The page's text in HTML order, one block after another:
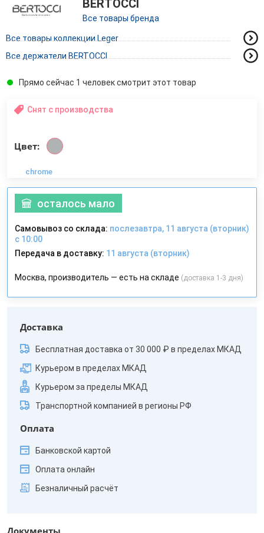
BERTOCCI
Все товары бренда
Все товары коллекции Leger
Все держатели BERTOCCI
Прямо сейчас 1 человек смотрит этот товар
Снят с производства
Цвет:
chrome
осталось мало
Самовывоз со склада: послезавтра, 11 августа (вторник)
с 10:00
Передача в доставку: 11 августа (вторник)
Москва, производитель — есть на складе (доставка 1-3 дня)
Доставка
Бесплатная доставка от 30 000 ₽ в пределах МКАД
Курьером в пределах МКАД
Курьером за пределы МКАД
Транспортной компанией в регионы РФ
Оплата
Банковской картой
Оплата онлайн
Безналичный расчёт
Документы